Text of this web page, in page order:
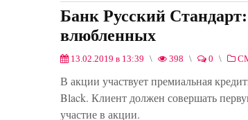
Банк Русский
влюбленных
13.02.2019 в 13:39 398 0
В акции участвует премиальная
Black. Клиент должен совершать
участие в акции.